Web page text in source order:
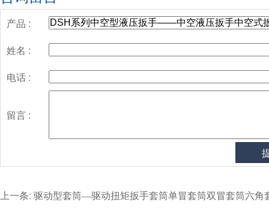
产品 :
姓名 :
电话 :
留言 :
上一条: 驱动型套筒—驱动扭矩扳手套筒单冒套筒双冒套筒六角